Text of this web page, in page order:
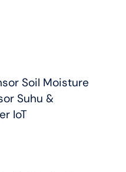
Soil Moisture
Suhu &
IoT